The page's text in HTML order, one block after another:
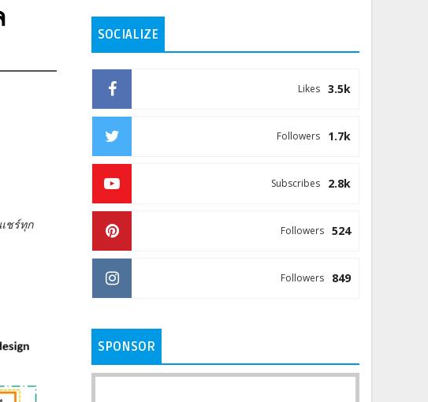
ชร์ทุก
SOCIALIZE
3.5k
Likes
1.7k
Followers
2.8k
Subscribes
524
Followers
849
Followers
SPONSOR